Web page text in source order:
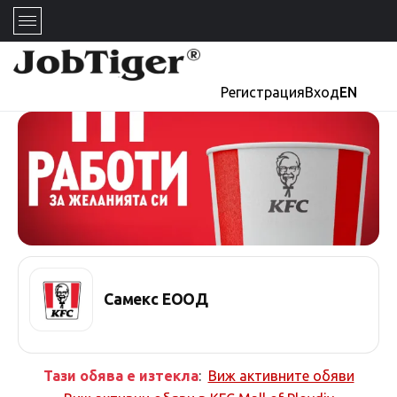
РегистрацияВходEN
Самекс ЕООД
Тази обява е изтекла: Виж активните обяви